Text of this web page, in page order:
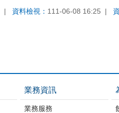
資料檢視： 111-06-08 16:25
業務資訊
業務服務